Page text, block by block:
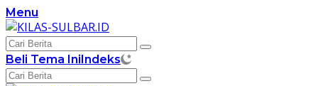
Langsung
ke
konten
Menu
Beli Tema IniIndeks